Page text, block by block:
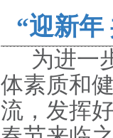
“迎新年
为进一
体素质和
流，发挥